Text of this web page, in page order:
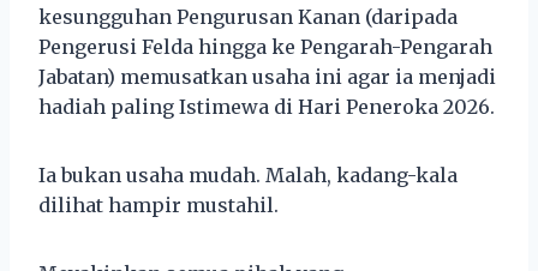
kesungguhan Pengurusan Kanan (daripada
Pengerusi Felda hingga ke Pengarah-Pengarah
Jabatan) memusatkan usaha ini agar ia menjadi
hadiah paling Istimewa di Hari Peneroka 2026.
Ia bukan usaha mudah. Malah, kadang-kala
dilihat hampir mustahil.